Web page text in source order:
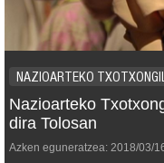
NAZIOARTEKO
Nazioarteko
dira Tolosan
Azken eguneratzea: 2018/03/